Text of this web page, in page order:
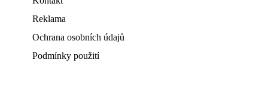
Reklama
Ochrana osobních údajů
Podmínky použití